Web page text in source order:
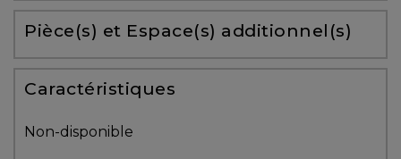
Avec
un
courtier
vous
Pièce(s) et Espace(s) additionnel(s)
Caractéristiques
Non-disponible